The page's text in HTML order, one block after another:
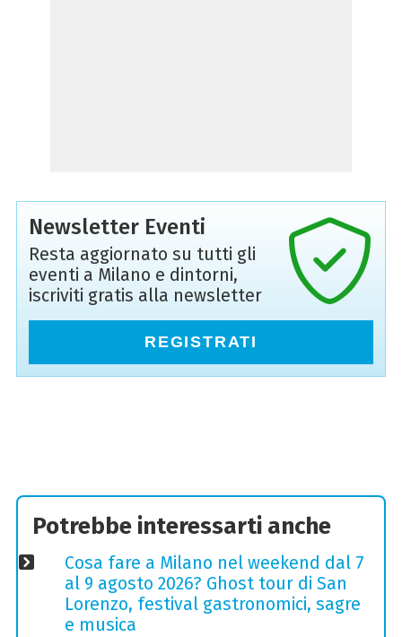
Newsletter Eventi
Resta aggiornato su tutti gli
eventi a Milano e dintorni,
iscriviti gratis alla newsletter
REGISTRATI
Potrebbe interessarti anche
Cosa fare a Milano nel weekend dal 7
al 9 agosto 2026? Ghost tour di San
Lorenzo, festival gastronomici, sagre
e musica